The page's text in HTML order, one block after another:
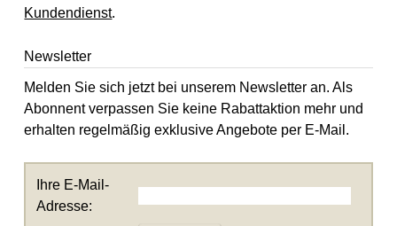
Kundendienst.
Newsletter
Melden Sie sich jetzt bei unserem Newsletter an. Als
Abonnent verpassen Sie keine Rabattaktion mehr und
erhalten regelmäßig exklusive Angebote per E-Mail.
Ihre E-Mail-
Adresse: